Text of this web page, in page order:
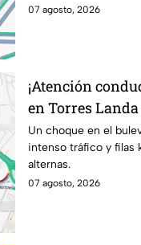
07 agosto, 2026
¡Atención
en Torres
kilométricas a
Un choque en el
intenso tráfico y filas
alternas.
07 agosto, 2026